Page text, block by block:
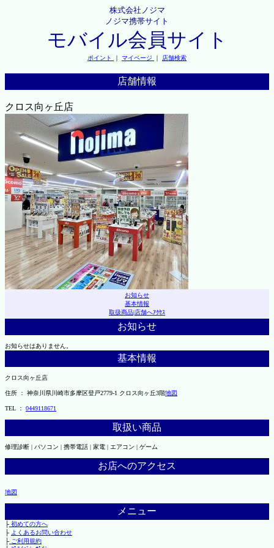
株式会社ノジマ
ノジマ携帯サイト
モバイル会員サイト
ポイント ｜ マイページ ｜ 店舗検索
店舗情報
クロス向ヶ丘店
お知らせ
基本情報
取扱商品|店舗へｱｸｾｽ
お知らせ
お知らせはありません。
基本情報
クロス向ヶ丘店
住所 ： 神奈川県川崎市多摩区登戸2779-1 クロス向ヶ丘3階地図
TEL ： 0449118671
取扱い商品
修理診断 | パソコン | 携帯電話 | 家電 | エアコン | ゲーム
お店へのアクセス
地図
メニュー
├初めての方へ
├ よくあるお問い合わせ
├ご利用規約